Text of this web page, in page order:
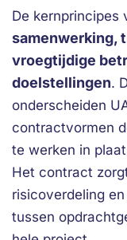
De kernprincipes
samenwerking,
vroegtijdige
doelstellingen.
onderscheiden
contractvormen
te werken in
Het contract
risicoverdeling
tussen